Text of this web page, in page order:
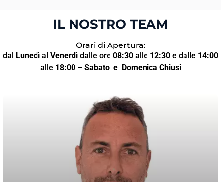
IL NOSTRO TEAM
Orari di Apertura:
dal Lunedì al Venerdì dalle ore 08:30 alle 12:30 e dalle 14:00
alle 18:00– Sabato e Domenica Chiusi